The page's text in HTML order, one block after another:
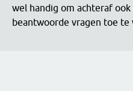
wel handig om achteraf
beantwoorde vragen toe te